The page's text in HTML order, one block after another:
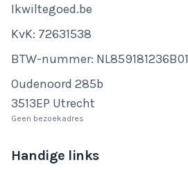
Bedrijfsnaam
Ikwiltegoed.be
KvK-nummer
KvK: 72631538
Btw-nummer
BTW-nummer: NL859181236B01
Adres
Oudenoord 285b
3513EP Utrecht
Geen bezoekadres
Handige links